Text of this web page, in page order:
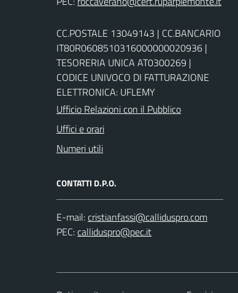
CC.POSTALE 13049143 | CC.BANCARIO
IT80R0608510316000000020936 |
TESORERIA UNICA AT0300269 |
CODICE UNIVOCO DI FATTURAZIONE
ELETTRONICA: UFLEMY
Ufficio Relazioni con il Pubblico
Uffici e orari
Numeri utili
CONTATTI D.P.O.
E-mail:
PEC: